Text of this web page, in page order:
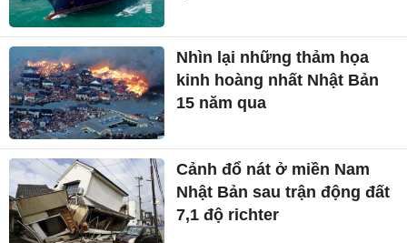
Nhìn lại những thảm họa
kinh hoàng nhất Nhật Bản
15 năm qua
Cảnh đổ nát ở miền Nam
Nhật Bản sau trận động đất
7,1 độ richter